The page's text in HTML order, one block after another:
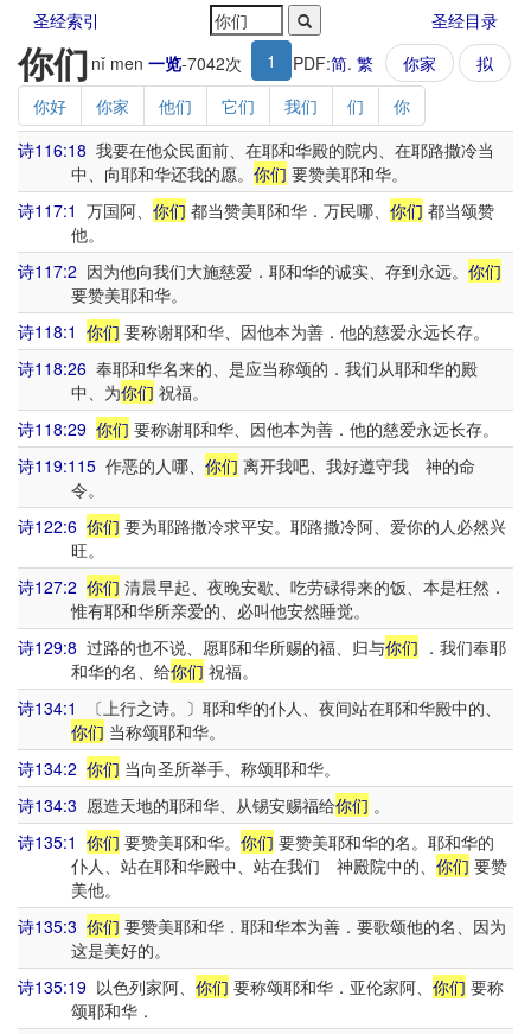
圣经索引 圣经目录
你们 nǐ men 一览-7042次 1 PDF:简. 繁 你家
拟
你好
你家 他们 它们 我们 们
你
诗116:18 我要在他众民面前、在耶和华殿的院内、在耶路撒冷当
中、向耶和华还我的愿。 你们 要赞美耶和华。
诗117:1 万国阿、 你们 都当赞美耶和华．万民哪、 你们 都当颂赞
他。
诗117:2 因为他向我们大施慈爱．耶和华的诚实、存到永远。 你们
要赞美耶和华。
诗118:1 你们 要称谢耶和华、因他本为善．他的慈爱永远长存。
诗118:26 奉耶和华名来的、是应当称颂的．我们从耶和华的殿
中、为你们 祝福。
诗118:29 你们 要称谢耶和华、因他本为善．他的慈爱永远长存。
诗119:115 作恶的人哪、 你们 离开我吧、我好遵守我 神的命
令。
诗122:6 你们 要为耶路撒冷求平安。耶路撒冷阿、爱你的人必然兴
旺。
诗127:2 你们 清晨早起、夜晚安歇、吃劳碌得来的饭、本是枉然．
惟有耶和华所亲爱的、必叫他安然睡觉。
诗129:8 过路的也不说、愿耶和华所赐的福、归与你们 ．我们奉耶
和华的名、给你们 祝福。
诗134:1
〔上行之诗。〕耶和华的仆人、夜间站在耶和华殿中的、
你们 当称颂耶和华。
诗134:2 你们 当向圣所举手、称颂耶和华。
诗134:3 愿造天地的耶和华、从锡安赐福给你们 。
诗135:1 你们 要赞美耶和华。 你们 要赞美耶和华的名。耶和华的
仆人、站在耶和华殿中、站在我们 神殿院中的、 你们 要赞
美他。
诗135:3 你们 要赞美耶和华．耶和华本为善．要歌颂他的名、因为
这是美好的。
诗135:19 以色列家阿、 你们 要称颂耶和华．亚伦家阿、 你们 要称
颂耶和华．